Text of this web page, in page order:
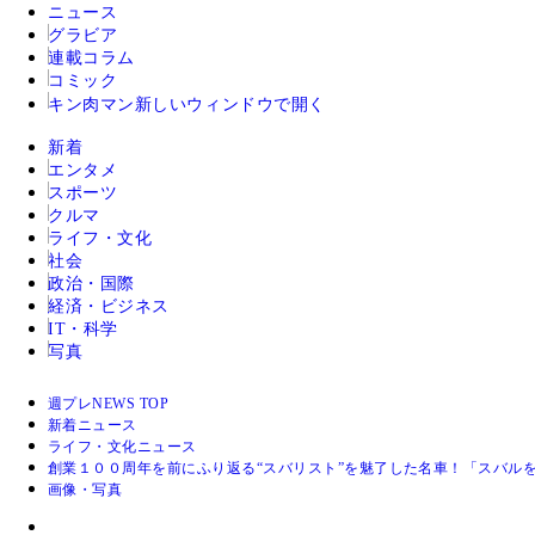
ニュース
グラビア
連載コラム
コミック
キン肉マン 新しいウィンドウで開く
新着
エンタメ
スポーツ
クルマ
ライフ・文化
社会
政治・国際
経済・ビジネス
IT・科学
写真
週プレNEWS TOP
新着ニュース
ライフ・文化ニュース
創業１００周年を前にふり返る“スバリスト”を魅了した名車！「スバル
画像・写真